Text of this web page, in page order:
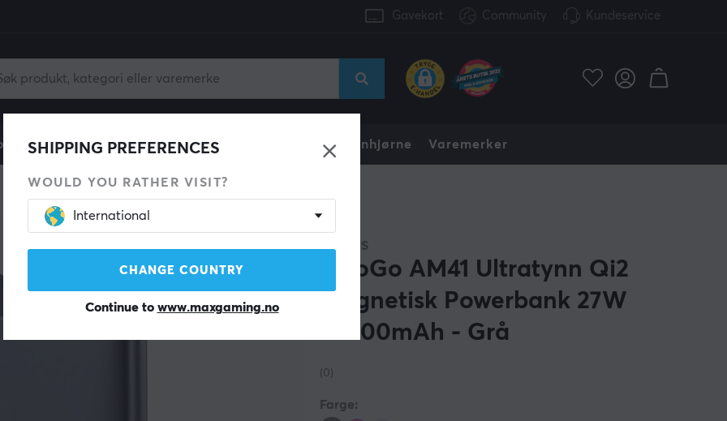
Gavekort Community Kundeservice
Gamingstol Mobiltilbehør Funnhjørne Varemerker
SHIPPING PREFERENCES
WOULD YOU RATHER VISIT?
International
CHANGE COUNTRY
Continue to www.maxgaming.no
BASEUS
PicoGo AM41 Ultratynn Qi2
Magnetisk Powerbank 27W
10000mAh - Grå
(0)
Farge: